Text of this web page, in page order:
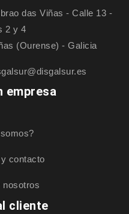
das Viñas - Calle 13 -
2 y 4
(Ourense) - Galicia
empresa
contacto
nosotros
cliente